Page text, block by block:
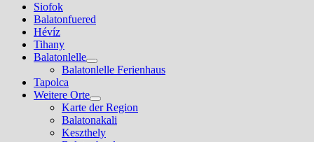
Siofok
Balatonfuered
Hévíz
Tihany
Balatonlelle
Show
sub
Balatonlelle Ferienhaus
Tapolca
Weitere Orte
Show
sub
menu
Karte der Region
Balatonakali
Keszthely